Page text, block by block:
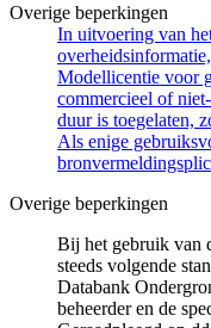
Overige beperkingen
In uitvoering van
Modellicentie voor
commercieel of
duur is toegelaten,
Als enige
Overige beperkingen
Bij het gebruik van
steeds volgende
Databank
beheerder en de